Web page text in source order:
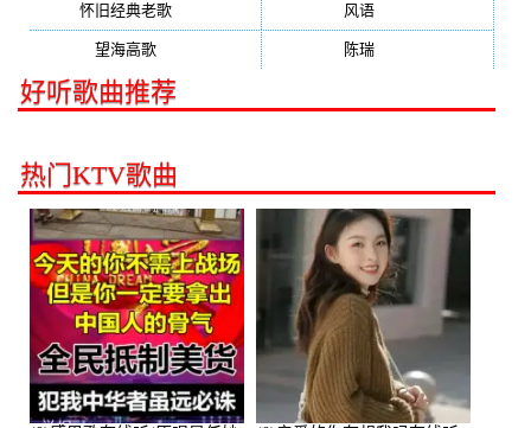
怀旧经典老歌 风语(132)
望海高歌 陈瑞(128)
好听歌曲推荐
热门KTV歌曲